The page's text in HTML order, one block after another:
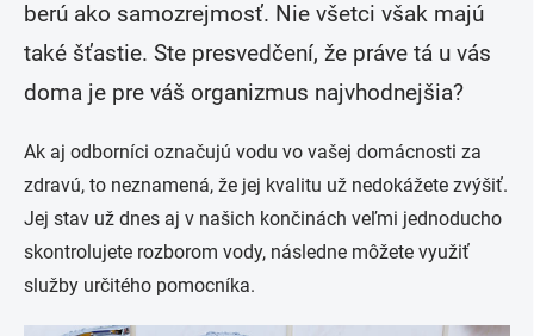
berú ako samozrejmosť. Nie všetci však majú
také šťastie. Ste presvedčení, že práve tá u vás
doma je pre váš organizmus najvhodnejšia?
Ak aj odborníci označujú vodu vo vašej domácnosti za
zdravú, to neznamená, že jej kvalitu už nedokážete zvýšiť.
Jej stav už dnes aj v našich končinách veľmi jednoducho
skontrolujete rozborom vody, následne môžete využiť
služby určitého pomocníka.